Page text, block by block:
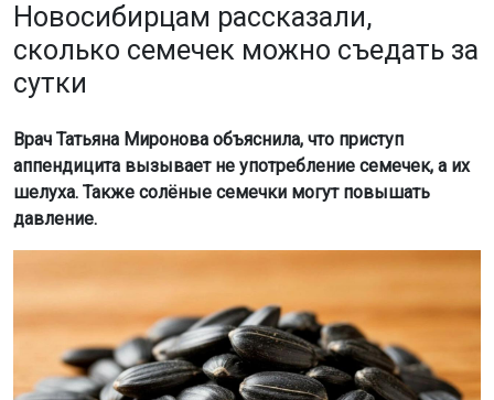
Новосибирцам рассказали,
сколько семечек можно съедать за
сутки
Врач Татьяна Миронова объяснила, что приступ
аппендицита вызывает не употребление семечек, а их
шелуха. Также солёные семечки могут повышать
давление.